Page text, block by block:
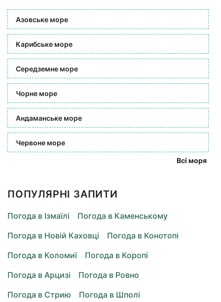
Азовське море
Карибське море
Середземне море
Чорне море
Андаманське море
Червоне море
Всі моря
ПОПУЛЯРНІ ЗАПИТИ
Погода в Ізмаїлі
Погода в Каменському
Погода в Новій Каховці
Погода в Конотопі
Погода в Коломиї
Погода в Коропі
Погода в Арцизі
Погода в Ровно
Погода в Стрию
Погода в Шполі